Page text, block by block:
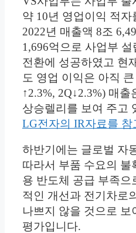
약 10년 영업이익 적
2022년 매출액 8조
1,696억으로 사업부
전환에 성공하였고 현
도 영업 이익은 아직
↑2.3%, 2Q↓2.3%) 매
상승렐리를 보여 주고
LG전자의 IR자료를 참
하반기에는 글로벌 자
따라서 부품 수요의
용 반도체 공급 부족
적인 개선과 전기차로
나쁘지 않을 것으로 보
평가입니다.